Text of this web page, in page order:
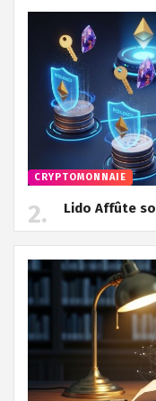
CRYPTOMONNAIE
Lido Affûte